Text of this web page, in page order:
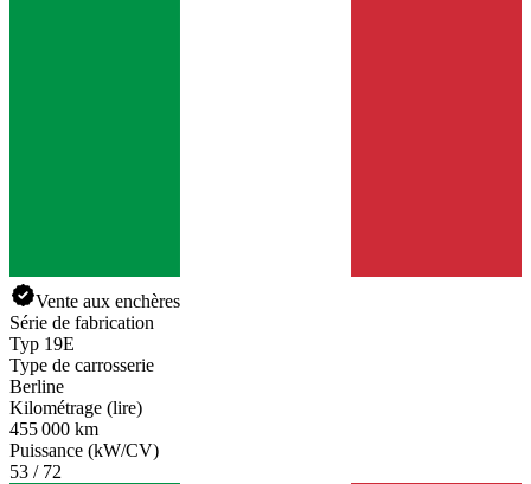
Vente aux enchères
Série de fabrication
Typ 19E
Type de carrosserie
Berline
Kilométrage (lire)
455 000 km
Puissance (kW/CV)
53 / 72